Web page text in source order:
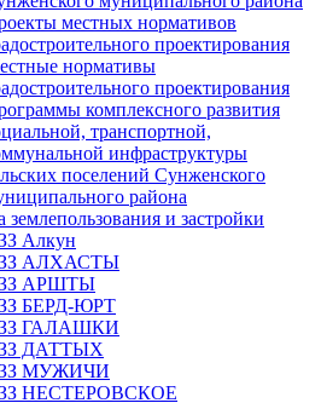
местных нормативов
проектирования
нормативы
проектирования
комплексного развития
транспортной,
инфраструктуры
поселений Сунженского
района
землепользования и застройки
Алкун
АЛХАСТЫ
АРШТЫ
БЕРД-ЮРТ
ГАЛАШКИ
ДАТТЫХ
МУЖИЧИ
НЕСТЕРОВСКОЕ